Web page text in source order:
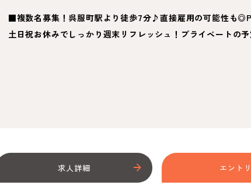
■複数名募集！呉服町駅より徒歩7分♪直接雇用の可能性も
土日祝お休みでしっかり週末リフレッシュ！プライベートの
求人詳細 エント